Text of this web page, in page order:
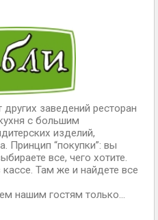
заведений ресторан
с большим
изделий,
Принцип “покупки”: вы
все, чего хотите.
Там же и найдете все
нашим гостям только...